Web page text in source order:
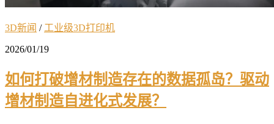
3D新闻 / 工业级3D打印机
2026/01/19
如何打破增材制造存在的数据孤岛？驱动
增材制造自进化式发展？